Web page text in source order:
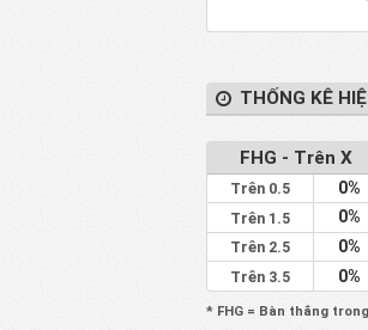
THỐNG KÊ
FHG - Trên X
Trên 0.5 0%
Trên 1.5 0%
Trên 2.5 0%
Trên 3.5 0%
* FHG = Bàn thắng